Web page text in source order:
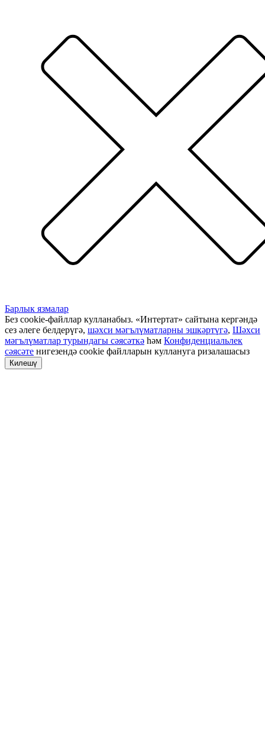
Барлык язмалар
Без cookie-файллар кулланабыз. «Интертат» сайтына кергәндә
сез әлеге белдерүгә, шәхси мәгълүматларны эшкәртүгә, Шәхси
мәгълүматлар турындагы сәясәткә һәм Конфиденциальлек
сәясәте нигезендә cookie файлларын куллануга ризалашасыз
Килешү